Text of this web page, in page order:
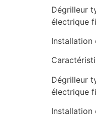
Dégrilleur
électrique
Installation
Dégrilleur
électrique
Installation